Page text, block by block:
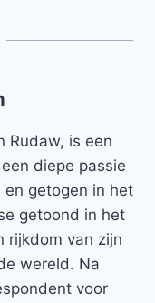
Rudaw, is een
diepe passie
en getogen in het
getoond in het
rijkdom van zijn
wereld. Na
voor